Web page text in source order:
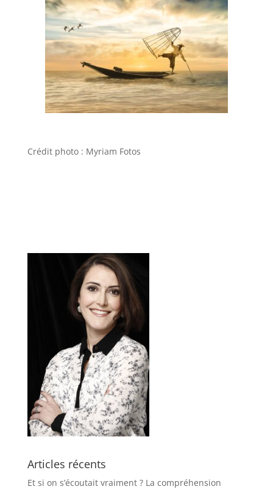
Crédit photo : Myriam Fotos
Articles récents
Et si on s’écoutait vraiment ? La compréhension